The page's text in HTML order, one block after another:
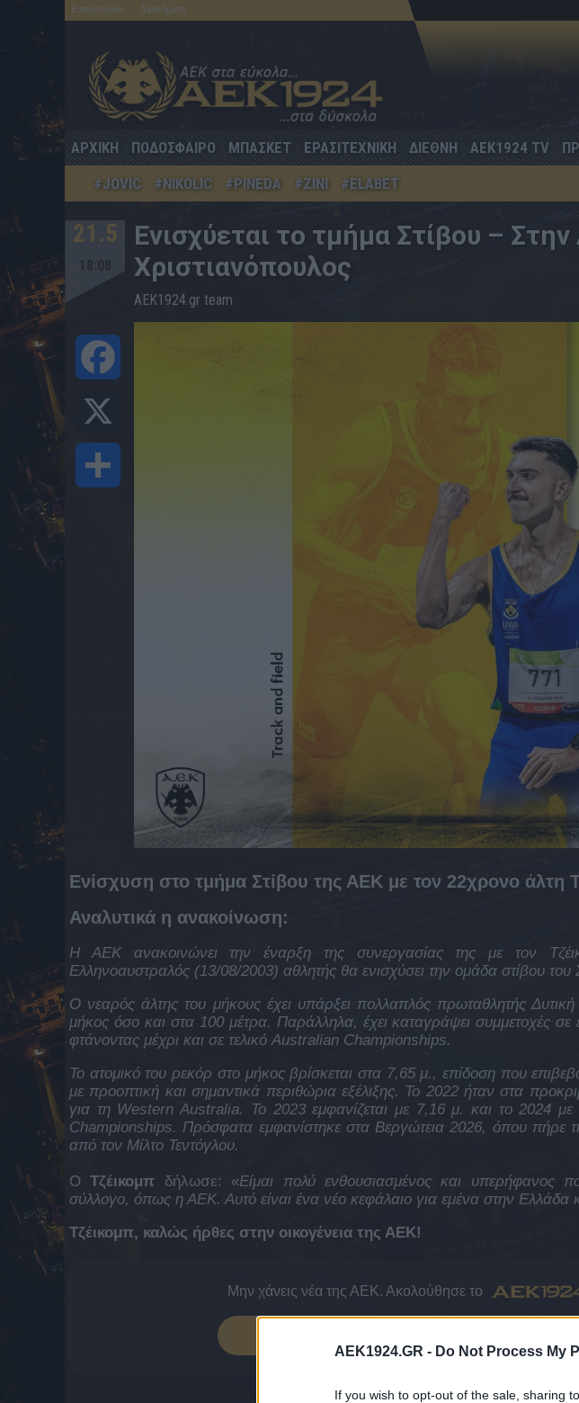
AEK1924.GR - Do Not Process My
If you wish to opt-out of the sale, sharing
Επικοινωνία Διαφήμιση
ΑΡΧΙΚΗ ΠΟΔΟΣΦΑΙΡΟ ΜΠΑΣΚΕΤ ΕΡΑΣΙΤΕΧΝΙΚΗ ΔΙΕΘΝΗ AEK1924 TV
#JOVIC
#NIKOLIC #PINEDA #ZINI #ELABET
21.5
Ενισχύεται το τμήμα Στίβου –
Χριστιανόπουλος
AEK1924.gr team
Ενίσχυση στο τμήμα Στίβου της ΑΕΚ με τον 22χρονο άλτη
Αναλυτικά η ανακοίνωση:
Η ΑΕΚ ανακοινώνει την έναρξη της συνεργασίας της με τον
Ελληνοαυστραλός (13/08/2003) αθλητής θα ενισχύσει την ομάδα στίβου του
Ο νεαρός άλτης του μήκους έχει υπάρξει πολλαπλός πρωταθλητής
μήκος όσο και στα 100 μέτρα. Παράλληλα, έχει καταγράψει συμμετοχές σε
φτάνοντας μέχρι και σε τελικό Australian Championships.
Το ατομικό του ρεκόρ στο μήκος βρίσκεται στα 7,65 μ., επίδοση που
με προοπτική και σημαντικά περιθώρια εξέλιξης. Το 2022 ήταν στα
για τη Western Australia. Το 2023 εμφανίζεται με 7,16 μ. και το 2024
Championships. Πρόσφατα εμφανίστηκε στα Βεργώτεια 2026, όπου πήρε
από τον Μίλτο Τεντόγλου.
ΟΤζέικομπ δήλωσε: «Είμαι πολύ ενθουσιασμένος και
σύλλογο, όπως η ΑΕΚ. Αυτό είναι ένα νέο κεφάλαιο για εμένα στην Ελλάδα
Τζέικομπ, καλώς ήρθες στην οικογένεια της ΑΕΚ!
Μην χάνεις νέα της ΑΕΚ. Ακολούθησε το